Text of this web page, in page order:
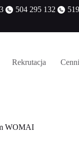
504 295 132
Rekrutacja
WOMAI